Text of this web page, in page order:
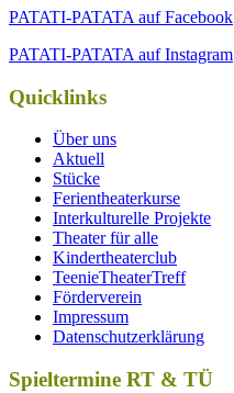
PATATI-PATATA auf Facebook
PATATI-PATATA auf Instagram
Quicklinks
Über uns
Aktuell
Stücke
Ferientheaterkurse
Interkulturelle Projekte
Theater für alle
Kindertheaterclub
TeenieTheaterTreff
Förderverein
Impressum
Datenschutzerklärung
Spieltermine RT & TÜ